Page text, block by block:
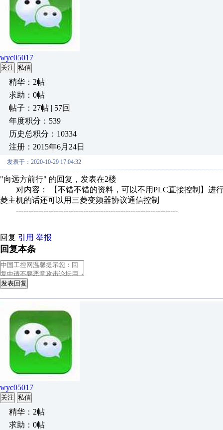
wyc05017
关注 私信
精华：2帖
求助：0帖
帖子：27帖 | 57回
年度积分：539
历史总积分：10334
注册：2015年6月24日
发表于：2020-10-29 17:04:32
"向远方前行" 的回复，发表在2楼
对内容： 【不错不错的资料，可以不用PLC直接控制】进行
菱主机的话还可以用三菱变频器协议通信控制
-----------------------------------------------------------------
回复 引用 举报
回复本条
发表回复
wyc05017
关注 私信
精华：2帖
求助：0帖